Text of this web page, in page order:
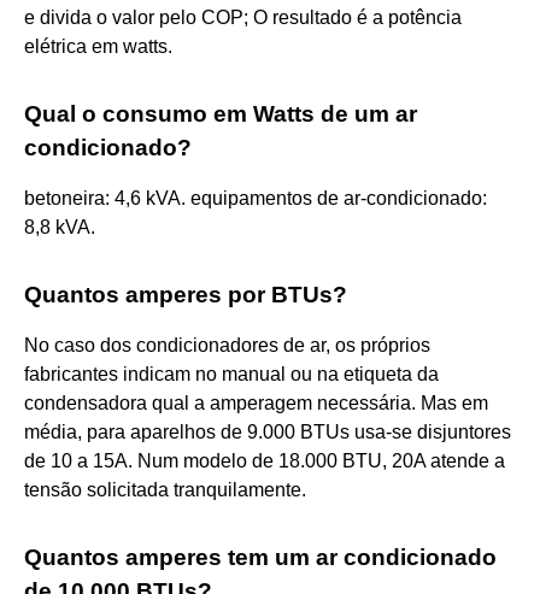
e divida o valor pelo COP; O resultado é a potência
elétrica em watts.
Qual o consumo em Watts de um ar
condicionado?
betoneira: 4,6 kVA. equipamentos de ar-condicionado:
8,8 kVA.
Quantos amperes por BTUs?
No caso dos condicionadores de ar, os próprios
fabricantes indicam no manual ou na etiqueta da
condensadora qual a amperagem necessária. Mas em
média, para aparelhos de 9.000 BTUs usa-se disjuntores
de 10 a 15A. Num modelo de 18.000 BTU, 20A atende a
tensão solicitada tranquilamente.
Quantos amperes tem um ar condicionado